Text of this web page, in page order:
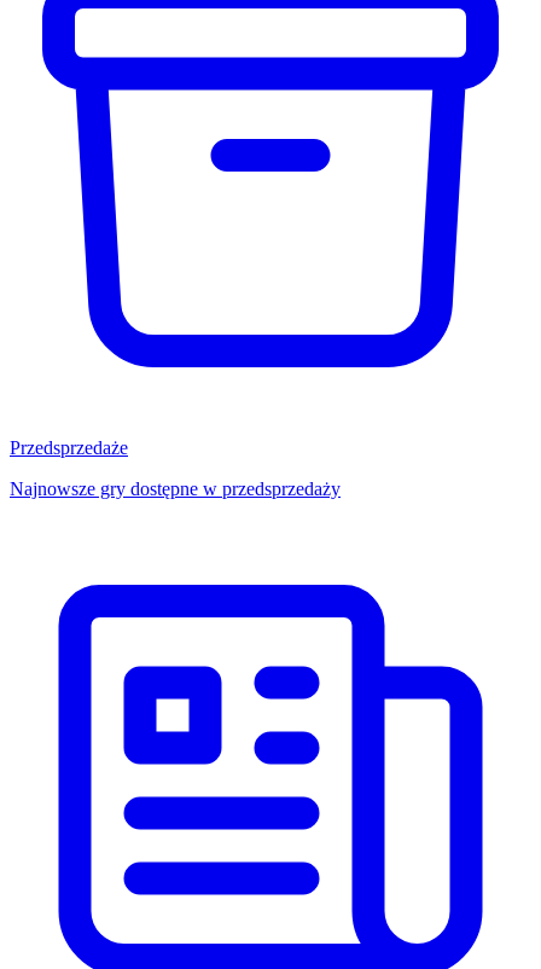
Przedsprzedaże
Najnowsze gry dostępne w przedsprzedaży